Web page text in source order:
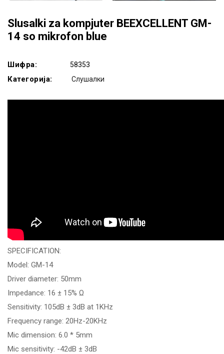
Slusalki za kompjuter BEEXCELLENT GM-
14 so mikrofon blue
Шифра: 58353
Категорија: Слушалки
SPECIFICATION:
Model: GM-14
Driver diameter: 50mm
Impedance: 16 ± 15% Ω
Sensitivity: 105dB ± 3dB at 1KHz
Frequency range: 20Hz-20KHz
Mic dimension: 6.0 * 5mm
Mic sensitivity: -42dB ± 3dB